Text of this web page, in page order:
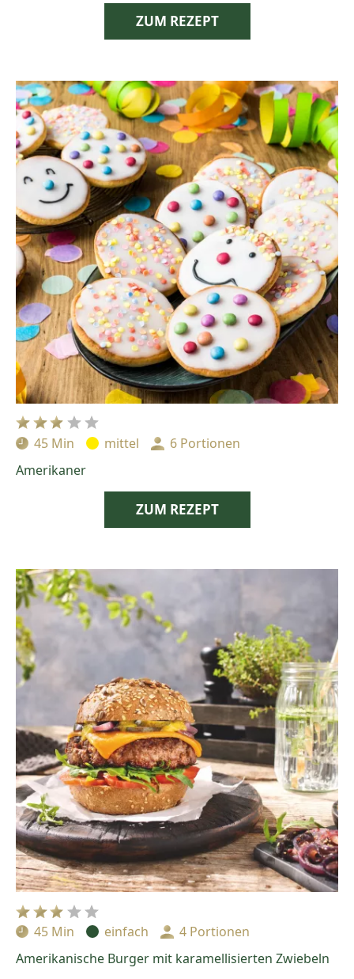
ZUM REZEPT
Zubereitungszeit:
45 Min Schwierigkeit:
mittel Portionen:
6 Portionen
Amerikaner
ZUM REZEPT
Zubereitungszeit:
45 Min Schwierigkeit:
einfach Portionen:
4 Portionen
Amerikanische Burger mit karamellisierten Zwiebeln